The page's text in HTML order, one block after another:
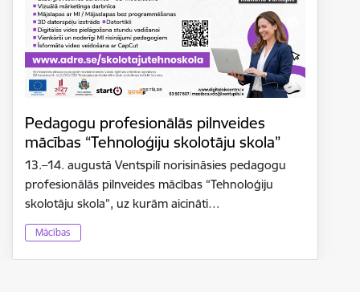
Pedagogu profesionālās pilnveides
mācības “Tehnoloģiju skolotāju skola”
13.–14. augustā Ventspilī norisināsies pedagogu
profesionālās pilnveides mācības “Tehnoloģiju
skolotāju skola”, uz kurām aicināti…
Mācības